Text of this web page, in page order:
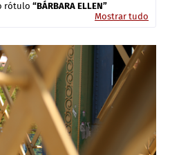
rótulo
BÁRBARA ELLEN
Mostrar tudo